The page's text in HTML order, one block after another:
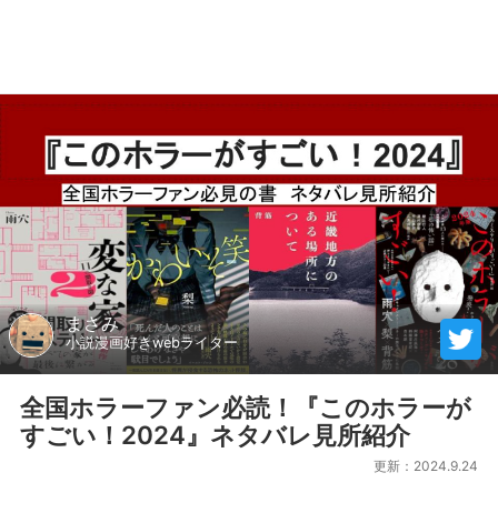
まさみ
小説漫画好きwebライター
全国ホラーファン必読！『このホラーが
すごい！2024』ネタバレ見所紹介
更新：2024.9.24